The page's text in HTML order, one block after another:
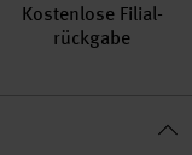
Kosten­lose Filial­
rückgabe